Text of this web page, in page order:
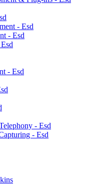
- Esd
- Esd
- Esd
- Esd
- Esd